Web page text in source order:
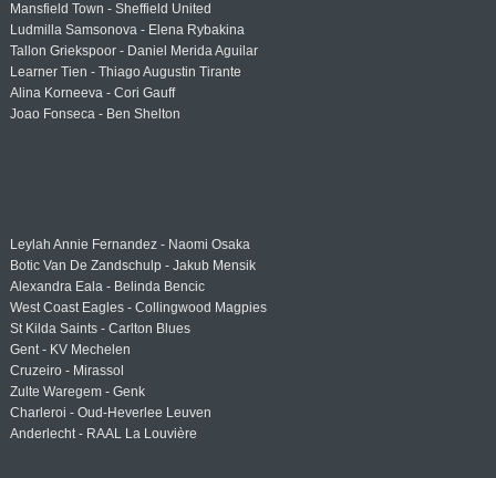
Mansfield Town - Sheffield United
Ludmilla Samsonova - Elena Rybakina
Tallon Griekspoor - Daniel Merida Aguilar
Learner Tien - Thiago Augustin Tirante
Alina Korneeva - Cori Gauff
Joao Fonseca - Ben Shelton
Leylah Annie Fernandez - Naomi Osaka
Botic Van De Zandschulp - Jakub Mensik
Alexandra Eala - Belinda Bencic
West Coast Eagles - Collingwood Magpies
St Kilda Saints - Carlton Blues
Gent - KV Mechelen
Cruzeiro - Mirassol
Zulte Waregem - Genk
Charleroi - Oud-Heverlee Leuven
Anderlecht - RAAL La Louvière